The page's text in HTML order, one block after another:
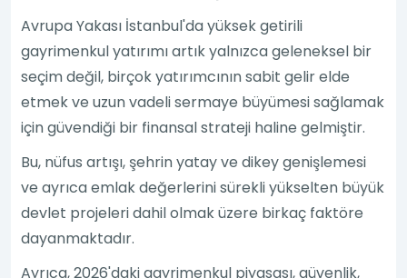
Avrupa Yakası İstanbul'da yüksek getirili
gayrimenkul yatırımı artık yalnızca geleneksel bir
seçim değil, birçok yatırımcının sabit gelir elde
etmek ve uzun vadeli sermaye büyümesi sağlamak
için güvendiği bir finansal strateji haline gelmiştir.
Bu, nüfus artışı, şehrin yatay ve dikey genişlemesi
ve ayrıca emlak değerlerini sürekli yükselten büyük
devlet projeleri dahil olmak üzere birkaç faktöre
dayanmaktadır.
Ayrıca, 2026'daki gayrimenkul piyasası, güvenlik,